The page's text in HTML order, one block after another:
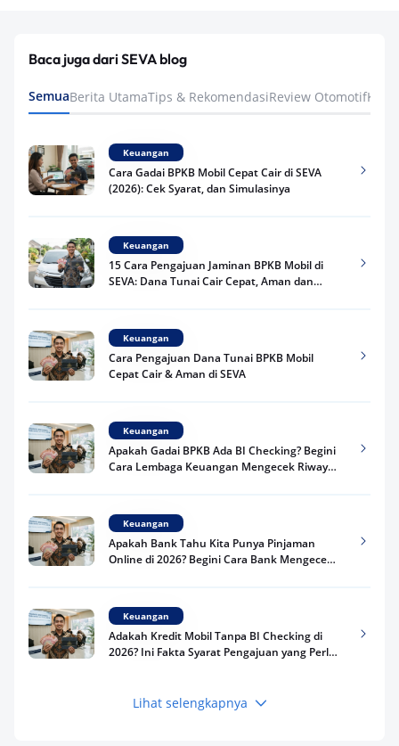
Baca juga dari SEVA blog
SemuaBerita UtamaTips & RekomendasiReview Otomotif
Keuangan
Cara Gadai BPKB Mobil Cepat Cair di SEVA
(2026): Cek Syarat, dan Simulasinya
Keuangan
15 Cara Pengajuan Jaminan BPKB Mobil di
SEVA: Dana Tunai Cair Cepat, Aman dan
Keuangan
Cara Pengajuan Dana Tunai BPKB Mobil
Cepat Cair & Aman di SEVA
Keuangan
Apakah Gadai BPKB Ada BI Checking? Begini
Cara Lembaga Keuangan Mengecek Riwayat
Keuangan
Apakah Bank Tahu Kita Punya Pinjaman
Online di 2026? Begini Cara Bank Mengecek
Keuangan
Adakah Kredit Mobil Tanpa BI Checking di
2026? Ini Fakta Syarat Pengajuan yang Perlu
Keuangan
Lihat selengkapnya